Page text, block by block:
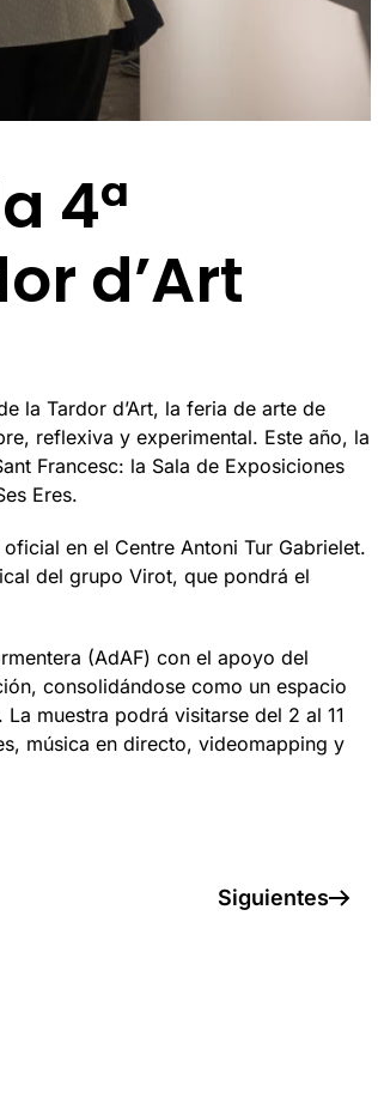
4ª
d’Art
la Tardor d’Art, la feria de arte de
reflexiva y experimental. Este año, la
Francesc: la Sala de Exposiciones
Eres.
en el Centre Antoni Tur Gabrielet.
del grupo Virot, que pondrá el
(AdAF) con el apoyo del
consolidándose como un espacio
muestra podrá visitarse del 2 al 11
música en directo, videomapping y
Siguientes